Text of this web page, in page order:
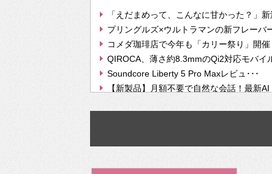
「えだまめって、こんなに甘かった？」
プリングルズ×ウルトラマンの新フレーバ
コメダ珈琲店で今年も「カリー祭り」開
QIROCA、薄さ約8.3mmのQi2対応モバイ
Soundcore Liberty 5 Pro Maxレビュ･･･
【新製品】月額不要で自然な会話！最新
【次世代の没入感と生産性】VITURE
挫折率8割の壁をAIで突破。ジャストシス
2026年のバレンタインは「自分で作って